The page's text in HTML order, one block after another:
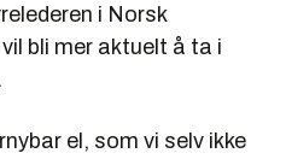
i Norsk
bli mer aktuelt å ta i
el, som vi selv ikke